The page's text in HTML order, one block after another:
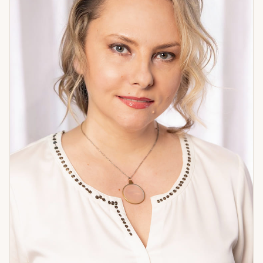
жизнь. Потом — конкретный вопрос. Говорю прямо: без
уклончивых формулировок, без «зависит от ситуации».
Вижу суть — и называю её. Однажды ко мне пришла
женщина, которая потеряла смысл жизни. Я увидела в её
карте, что она шла чужим путём. Вместе мы нашли
направление — и это изменило всё. Если вам нужна
точность и прямой разговор — приходите.